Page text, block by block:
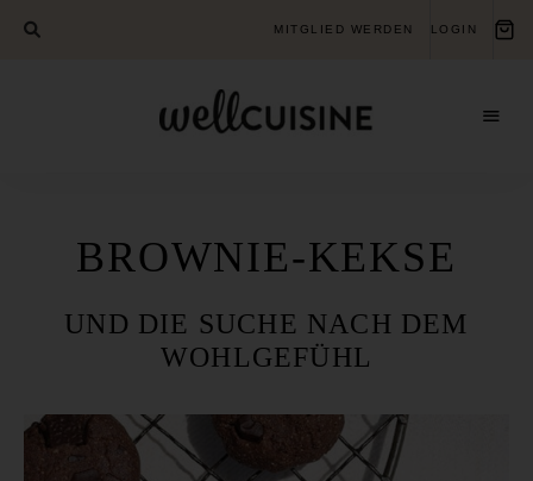
MITGLIED WERDEN LOGIN
BROWNIE-KEKSE
UND DIE SUCHE NACH DEM
WOHLGEFÜHL